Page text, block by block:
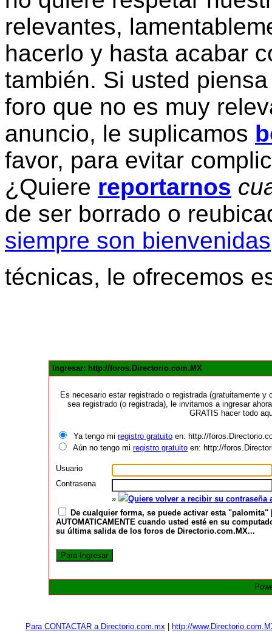
relevantes,
hacerlo y hasta acabar
también. Si usted
foro que no es muy
anuncio, le suplicamos
favor, para evitar
¿Quiere reportarnos
de ser borrado o
siempre son bienvenidas
técnicas, le ofrecemos
Ingresar: http://foros.Directorio.com.MX
Es necesario estar registrado o registrada (gratuitamente
sea registrado (o registrada), le invitamos a ingresar
GRATIS hacer todo
Ya tengo miregistro gratuito en: http://
Aún no tengo miregistro gratuito en: http://
Usuario
Contrasena
»
Quiere volver a recibir su
De cualquier forma, se puede activar esta
AUTOMATICAMENTE cuando usted esté en su
su última salida de los foros de Directorio.com.MX...
Para CONTACTAR a Directorio.com.mx http://